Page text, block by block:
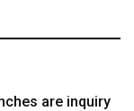
are inquiry